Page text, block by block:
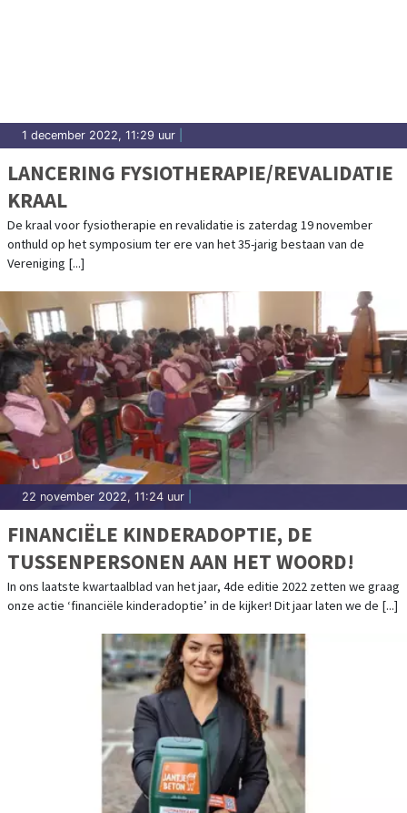
1 december 2022, 11:29 uur
LANCERING FYSIOTHERAPIE/REVALIDATIE
KRAAL
De kraal voor fysiotherapie en revalidatie is zaterdag 19 november
onthuld op het symposium ter ere van het 35-jarig bestaan van de
Vereniging [...]
22 november 2022, 11:24 uur
FINANCIËLE KINDERADOPTIE, DE
TUSSENPERSONEN AAN HET WOORD!
In ons laatste kwartaalblad van het jaar, 4de editie 2022 zetten we graag
onze actie ‘financiële kinderadoptie’ in de kijker! Dit jaar laten we de [...]